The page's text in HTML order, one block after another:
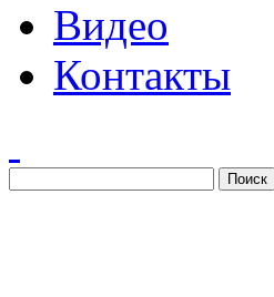
Видео
Контакты